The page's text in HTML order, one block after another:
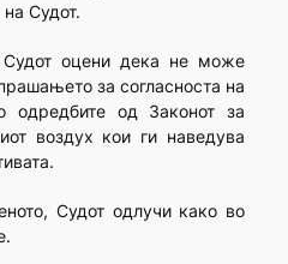
Судот.
Судот оцени дека не може
за согласноста на
одредбите од Законот за
воздух кои ги наведува
Судот одлучи како во